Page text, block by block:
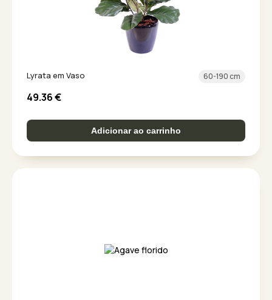
Lyrata em Vaso 60-190 cm
49.36€
Adicionar ao carrinho